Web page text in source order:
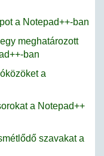
a Notepad++-ban
meghatározott
ban
a
a Notepad++
szavakat a